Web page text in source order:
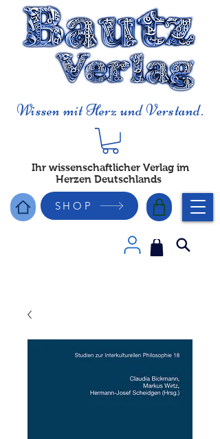
Wissen mit Herz und Verstand.
Ihr wissenschaftlicher Verlag im
Herzen Deutschlands
SHOP